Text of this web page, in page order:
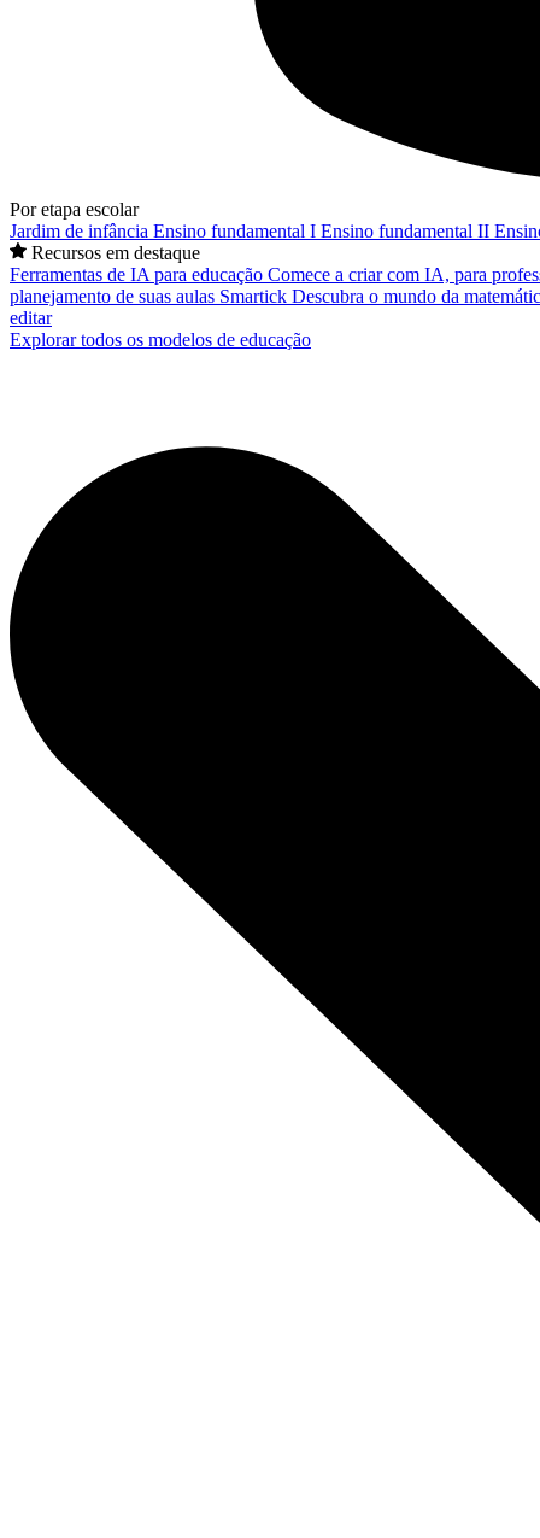
Por etapa escolar
Jardim de infância Ensino fundamental I Ensino fundamental II
Recursos em destaque
Ferramentas de IA para educação Comece a criar com IA, para
planejamento de suas aulas Smartick Descubra o mundo da
editar
Explorar todos os modelos de educação